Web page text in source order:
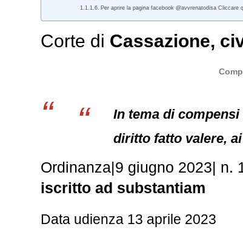
Per aprire la pagina facebook @avvrenatodisa Cliccare
Corte di Cassazione,
In tema di
diritto fatto valere,
Ordinanza|9 giugno 2023| n.
iscritto ad substantiam
Data udienza 13 aprile 2023